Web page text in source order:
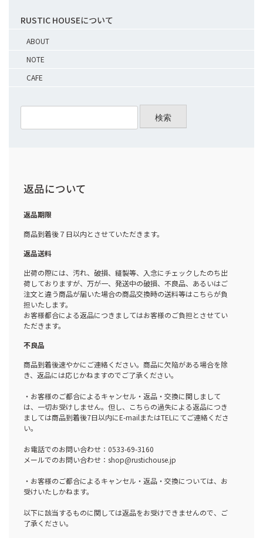
RUSTIC HOUSEについて
ABOUT
NOTE
CAFE
検索
返品について
返品期限
商品到着後７日以内とさせていただきます。
返品送料
出荷の際には、汚れ、破損、縫製等、入念にチェックしたのち出
荷しておりますが、万が一、発送中の破損、不良品、あるいはご
注文と違う商品が届いた場合の商品交換時の送料等はこちらが負
担いたします。
お客様都合による返品につきましてはお客様のご負担とさせてい
ただきます。
不良品
商品到着後速やかにご連絡ください。商品に欠陥がある場合を除
き、返品には応じかねますのでご了承ください。
・お客様のご都合によるキャンセル・返品・交換に関しまして
は、一切お受けしません。但し、こちらの過失による返品につき
ましては商品到着後7日以内にE-mailまたはTELにてご連絡くださ
い。
お電話でのお問い合わせ：0533-69-3160
メールでのお問い合わせ：shop@rustichouse.jp
・お客様のご都合によるキャンセル・返品・交換については、お
受けいたしかねます。
以下に該当するものに関しては返品をお受けできませんので、ご
了承ください。